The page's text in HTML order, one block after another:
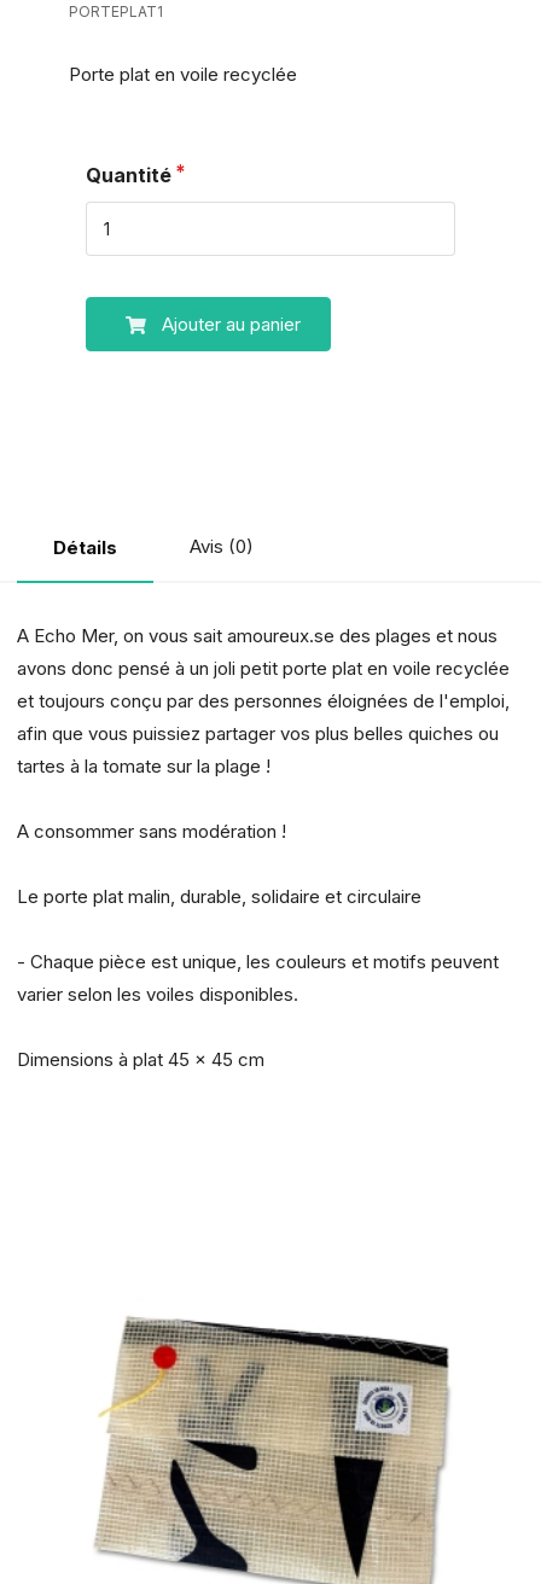
PORTEPLAT1
Porte plat en voile recyclée
Quantité
Ajouter au panier
Détails Avis (0)
A Echo Mer, on vous sait amoureux.se des plages et nous
avons donc pensé à un joli petit porte plat en voile recyclée
et toujours conçu par des personnes éloignées de l'emploi,
afin que vous puissiez partager vos plus belles quiches ou
tartes à la tomate sur la plage !
A consommer sans modération !
Le porte plat malin, durable, solidaire et circulaire
- Chaque pièce est unique, les couleurs et motifs peuvent
varier selon les voiles disponibles.
Dimensions à plat 45 x 45 cm